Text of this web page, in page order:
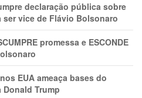
declaração pública sobre
vice de Flávio Bolsonaro
promessa e ESCONDE
EUA ameaça bases do
Trump